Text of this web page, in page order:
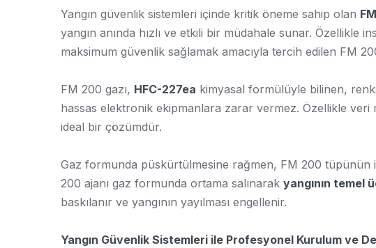
Yangın güvenlik sistemleri içinde kritik öneme sahip olan
yangın anında hızlı ve etkili bir müdahale sunar.
maksimum güvenlik sağlamak amacıyla tercih edilen FM
FM 200 gazı, HFC-227ea kimyasal formülüyle bilinen,
hassas elektronik ekipmanlara zarar vermez. Özellikle
ideal bir çözümdür.
Gaz formunda püskürtülmesine rağmen, FM 200 tüpünün
200 ajanı gaz formunda ortama salınarak yangının temel
baskılanır ve yangının yayılması engellenir.
Yangın Güvenlik Sistemleri ile Profesyonel Kurulum ve